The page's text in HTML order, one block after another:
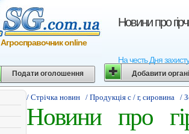
Новини про
На честь Дня
Агросправочник online
Подати оголошення Добавити
/ Стрічка новин / Продукція с / г, сировина /
Новини про